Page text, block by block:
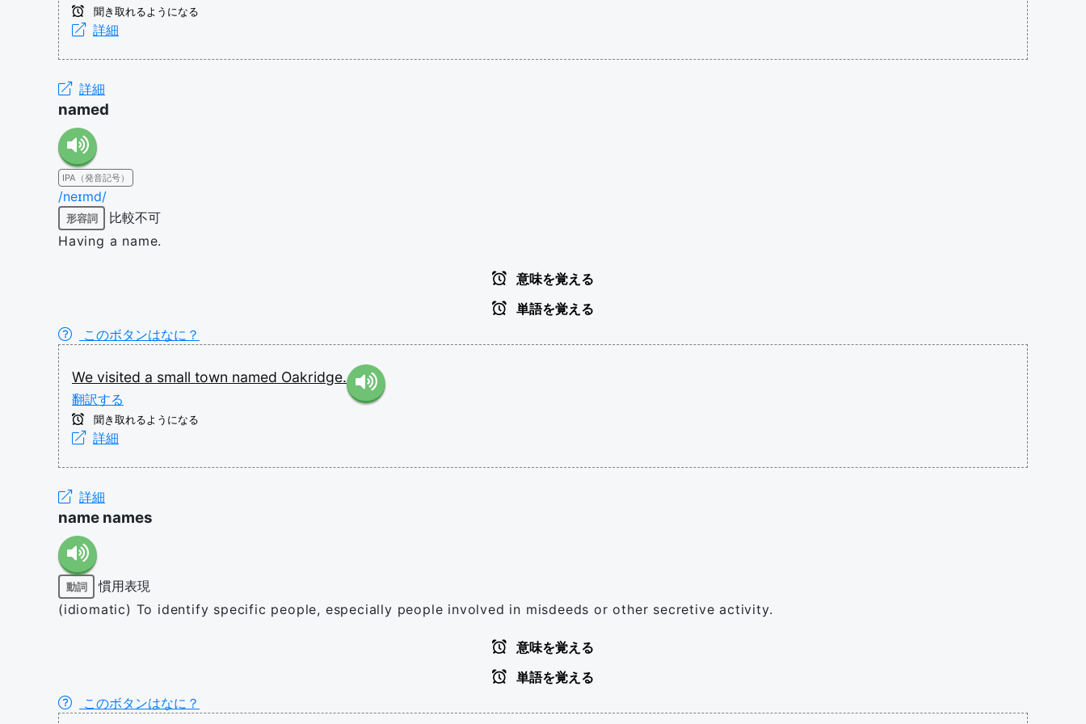
聞き取れるようになる
詳細
詳細
named
IPA（発音記号）
/neɪmd/
形容詞
比較不可
Having a name.
意味を覚える
単語を覚える
このボタンはなに？
We visited a small town named Oakridge.
翻訳する
聞き取れるようになる
詳細
詳細
name names
動詞
慣用表現
(idiomatic) To identify specific people, especially people involved in misdeeds or other secretive activity.
意味を覚える
単語を覚える
このボタンはなに？